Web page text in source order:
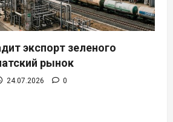
экспорт зеленого
рынок
24.07.2026 0